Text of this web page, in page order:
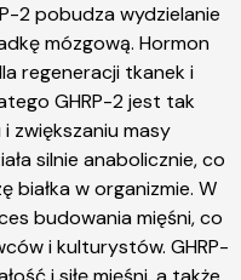
2 pobudza wydzielanie
mózgową. Hormon
regeneracji tkanek i
GHRP-2 jest tak
zwiększaniu masy
silnie anabolicznie, co
białka w organizmie. W
budowania mięśni, co
i kulturystów. GHRP-